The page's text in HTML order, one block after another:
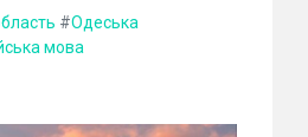
#Одеська
мова